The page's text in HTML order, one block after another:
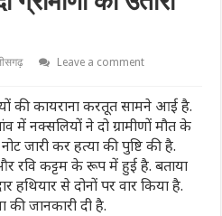
Leave a comment
की कायराना करतूत सामने आई है.
में नक्सलियों ने दो ग्रामीणों मौत के
जारी कर हत्या की पुष्टि की है.
रवि कट्टम के रूप में हुई है. बताया
हथियार से दोनों पर वार किया है.
की जानकारी दी है.